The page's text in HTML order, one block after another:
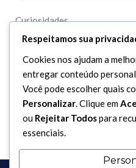
Curiosidades
Dicionário Islâmico
Downloads
Respeitamos sua
Cookies nos ajudam a
entregar conteúdo
Você pode escolher quais
Personalizar. Clique em
ou Rejeitar Todospara
essenciais.